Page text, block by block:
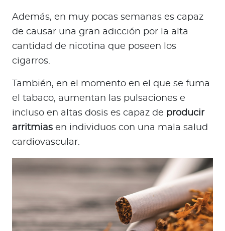
Además, en muy pocas semanas es capaz
de causar una gran adicción por la alta
cantidad de nicotina que poseen los
cigarros.
También, en el momento en el que se fuma
el tabaco, aumentan las pulsaciones e
incluso en altas dosis es capaz de producir
arritmias en individuos con una mala salud
cardiovascular.